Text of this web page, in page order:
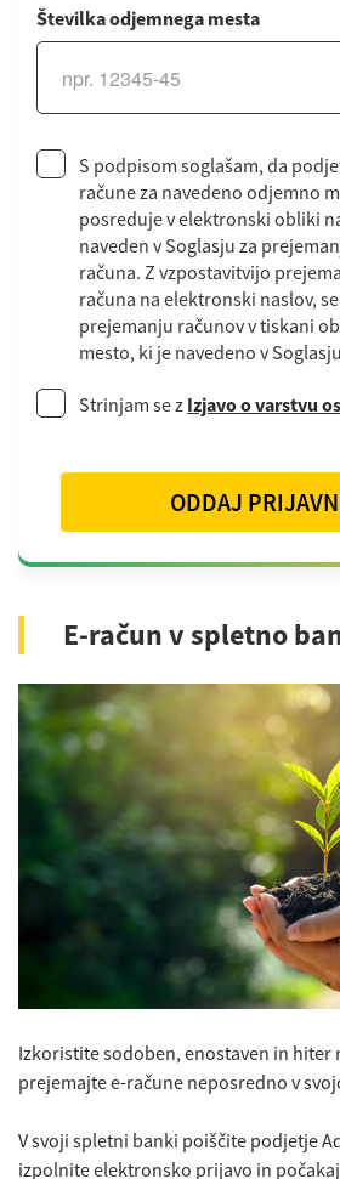
Številka odjemnega mesta
S podpisom soglašam, da
račune za navedeno odjemno
posreduje v elektronski obliki
naveden v Soglasju za
računa. Z vzpostavitvijo
računa na elektronski naslov,
prejemanju računov v tiskani
mesto, ki je navedeno v
Strinjam se z Izjavo o varstvu
ODDAJ
E-račun v spletno
Izkoristite sodoben, enostaven in hiter
prejemajte e-račune neposredno v
V svoji spletni banki poiščite podjetje
izpolnite elektronsko prijavo in